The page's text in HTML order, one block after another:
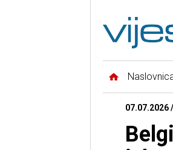
07.07.2026